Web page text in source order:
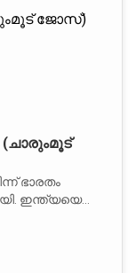
ഭാരതം
ഇന്ത്യയെ
വന്‍